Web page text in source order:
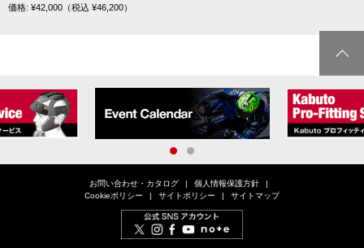
価格: ¥42,000（税込 ¥46,200）
1
お問い合わせ・カタログ
個人情報保護方針
Cookieポリシー
サイトポリシー サイトマップ